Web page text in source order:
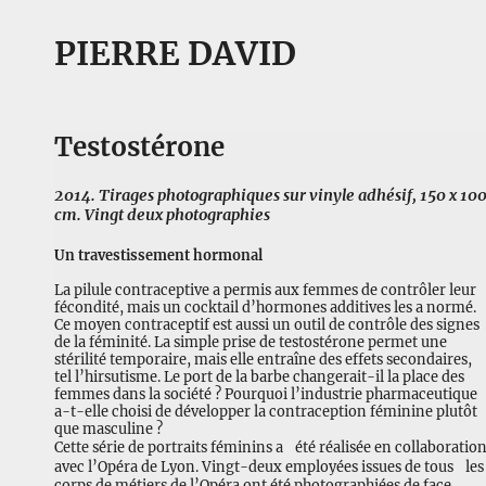
PIERRE DAVID
Testostérone
2014. Tirages photographiques sur vinyle adhésif, 150 x 100
cm. Vingt deux photographies
Un travestissement hormonal
La pilule contraceptive a permis aux femmes de contrôler leur
fécondité, mais un cocktail d’hormones additives les a normé.
Ce moyen contraceptif est aussi un outil de contrôle des signes
de la féminité. La simple prise de testostérone permet une
stérilité temporaire, mais elle entraîne des effets secondaires,
tel l’hirsutisme. Le port de la barbe changerait-il la place des
femmes dans la société ? Pourquoi l’industrie pharmaceutique
a-t-elle choisi de développer la contraception féminine plutôt
que masculine ?
Cette série de portraits féminins a été réalisée en collaboration
avec l’Opéra de Lyon. Vingt-deux employées issues de tous les